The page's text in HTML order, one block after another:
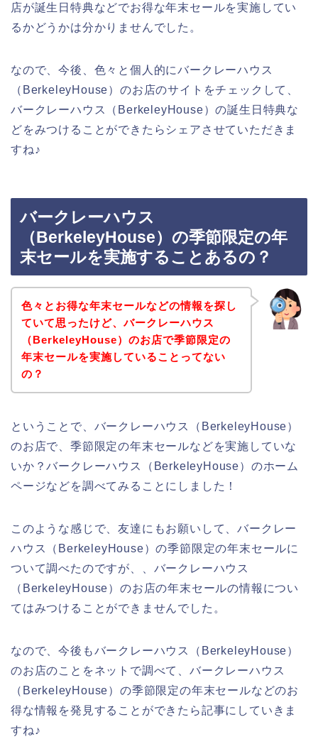
店が誕生日特典などでお得な年末セールを実施してい
るかどうかは分かりませんでした。
なので、今後、色々と個人的にバークレーハウス
（BerkeleyHouse）のお店のサイトをチェックして、
バークレーハウス（BerkeleyHouse）の誕生日特典な
どをみつけることができたらシェアさせていただきま
すね♪
バークレーハウス
（BerkeleyHouse）の季節限定の年
末セールを実施することあるの？
色々とお得な年末セールなどの情報を探し
ていて思ったけど、バークレーハウス
（BerkeleyHouse）のお店で季節限定の
年末セールを実施していることってない
の？
ということで、バークレーハウス（BerkeleyHouse）
のお店で、季節限定の年末セールなどを実施していな
いか？バークレーハウス（BerkeleyHouse）のホーム
ページなどを調べてみることにしました！
このような感じで、友達にもお願いして、バークレー
ハウス（BerkeleyHouse）の季節限定の年末セールに
ついて調べたのですが、、バークレーハウス
（BerkeleyHouse）のお店の年末セールの情報につい
てはみつけることができませんでした。
なので、今後もバークレーハウス（BerkeleyHouse）
のお店のことをネットで調べて、バークレーハウス
（BerkeleyHouse）の季節限定の年末セールなどのお
得な情報を発見することができたら記事にしていきま
すね♪